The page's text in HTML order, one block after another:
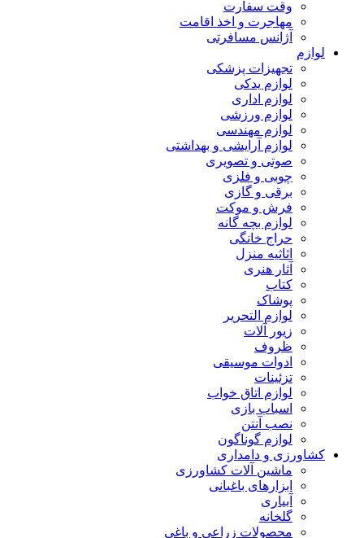
وقت سفارت
مهاجرت و اخذ اقامت
آژانس مسافرتی
لوازم
تجهیزات پزشکی
لوازم یدکی
لوازم اداری
لوازم ورزشی
لوازم مهندسی
لوازم آرایشی و بهداشتی
صوتی و تصویری
چوبی و فلزی
برقی و گازی
فرش و موکت
لوازم بچه گانه
حراج خانگی
اثاثیه منزل
آثار هنری
کتاب
پوشاک
لوازم التحریر
زیور آلات
ظروف
ادوات موسیقی
تزئینات
لوازم اتاق خواب
اسباب بازی
نصب آنتن
لوازم گوناگون
کشاورزی و دامداری
ماشین آلات کشاورزی
ابزارهای باغبانی
آبیاری
گلخانه
محصولات زراعی و باغی